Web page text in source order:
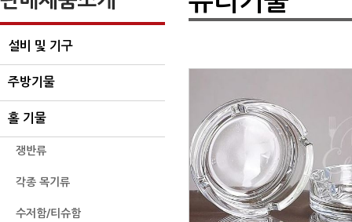
설비 및 기구
주방기물
홀 기물
쟁반류
각종 목기류
수저함/티슈함